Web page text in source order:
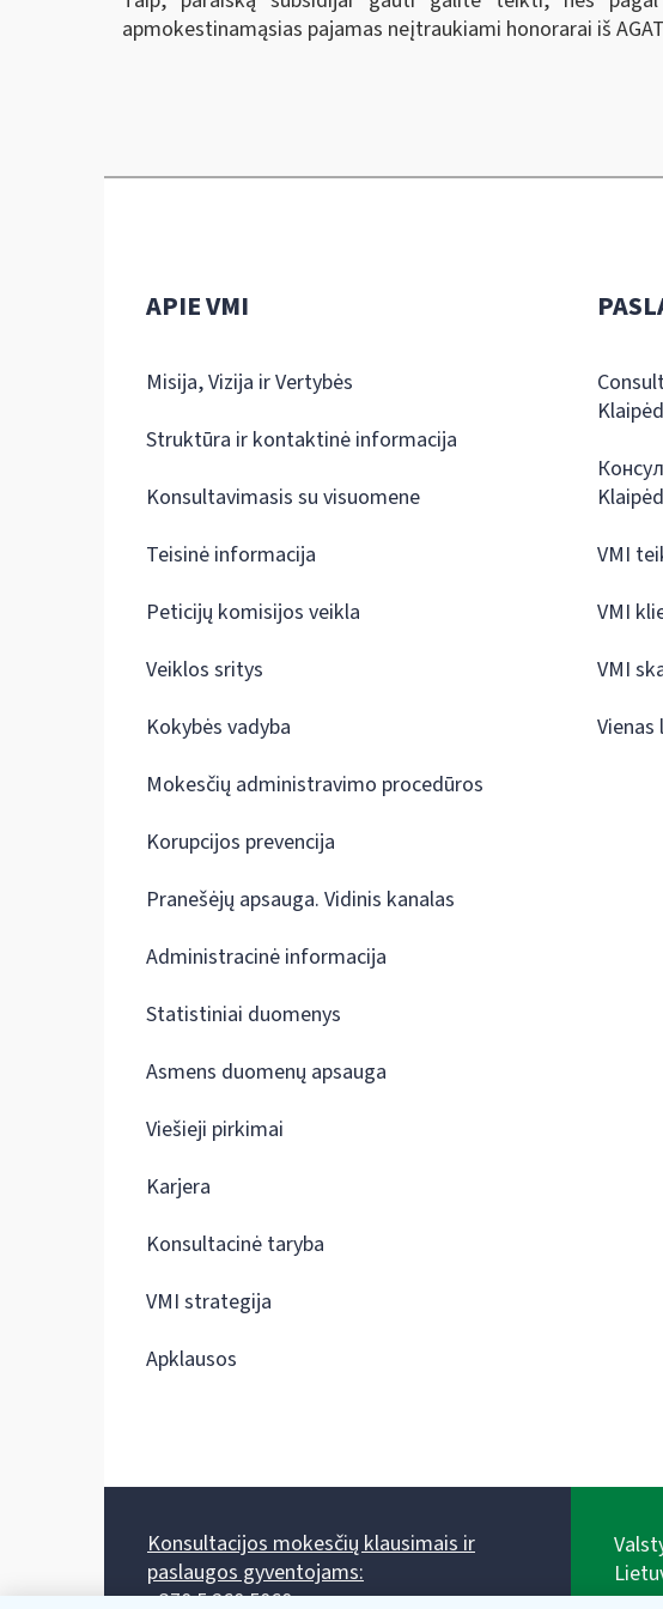
apmokestinamąsias pajamas neįtraukiami honorarai iš
APIE VMI
Misija, Vizija ir Vertybės
Struktūra ir kontaktinė informacija
Konsultavimasis su visuomene
Teisinė informacija
Peticijų komisijos veikla
Veiklos sritys
Kokybės vadyba
Mokesčių administravimo procedūros
Korupcijos prevencija
Pranešėjų apsauga. Vidinis kanalas
Administracinė informacija
Statistiniai duomenys
Asmens duomenų apsauga
Viešieji pirkimai
Karjera
Konsultacinė taryba
VMI strategija
Apklausos
VMI
VMI
VMI
Konsultacijos mokesčių klausimais ir
paslaugos gyventojams:
+370 5 260 5060